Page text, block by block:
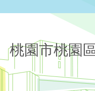
桃園市桃園